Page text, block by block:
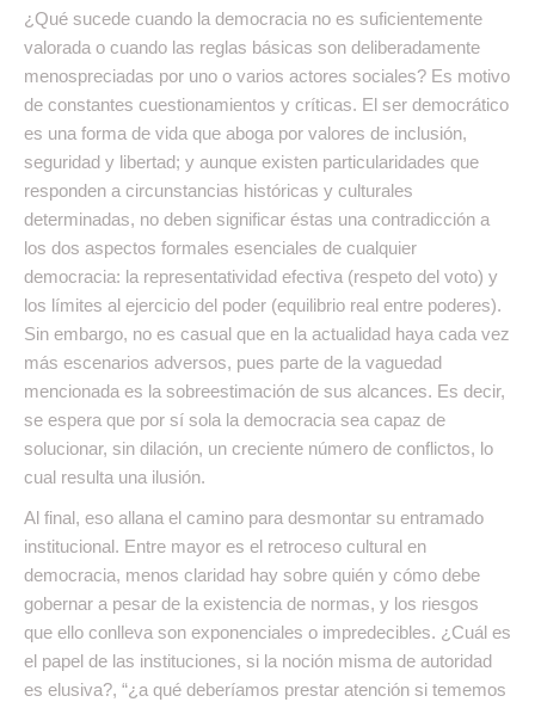
¿Qué sucede cuando la democracia no es suficientemente
valorada o cuando las reglas básicas son deliberadamente
menospreciadas por uno o varios actores sociales? Es motivo
de constantes cuestionamientos y críticas. El ser democrático
es una forma de vida que aboga por valores de inclusión,
seguridad y libertad; y aunque existen particularidades que
responden a circunstancias históricas y culturales
determinadas, no deben significar éstas una contradicción a
los dos aspectos formales esenciales de cualquier
democracia: la representatividad efectiva (respeto del voto) y
los límites al ejercicio del poder (equilibrio real entre poderes).
Sin embargo, no es casual que en la actualidad haya cada vez
más escenarios adversos, pues parte de la vaguedad
mencionada es la sobreestimación de sus alcances. Es decir,
se espera que por sí sola la democracia sea capaz de
solucionar, sin dilación, un creciente número de conflictos, lo
cual resulta una ilusión.
Al final, eso allana el camino para desmontar su entramado
institucional. Entre mayor es el retroceso cultural en
democracia, menos claridad hay sobre quién y cómo debe
gobernar a pesar de la existencia de normas, y los riesgos
que ello conlleva son exponenciales o impredecibles. ¿Cuál es
el papel de las instituciones, si la noción misma de autoridad
es elusiva?, “¿a qué deberíamos prestar atención si tememos